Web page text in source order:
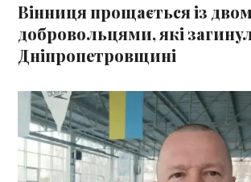
Вінниця прощається із
добровольцями, які
Дніпропетровщині